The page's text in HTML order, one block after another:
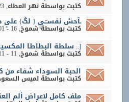
كتبت بواسطةنهر العطاء‏, 23 - 01 - 2009 16:16
ـآحسْ نفسـَـَـيٍ { لگ} علىٍ طوُل
كتبت بواسطةشموخ‏, 16 - 01 - 2009 00:26
[.. سلطة البطاطا
كتبت بواسطة شموخ‏, 11 - 11 - 2008 20:51
الحبة السوداء شفاء من
كتبت بواسطةلميس
ملف كامل لاعراض ألم